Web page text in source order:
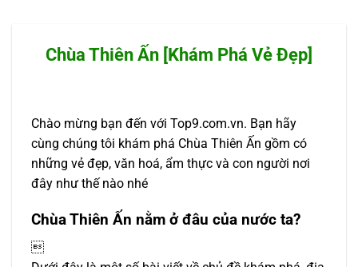
Chùa Thiên Ấn [Khám Phá Vẻ Đẹp]
Chào mừng bạn đến với Top9.com.vn. Bạn hãy
cùng chúng tôi khám phá Chùa Thiên Ấn gồm có
những vẻ đẹp, văn hoá, ẩm thực và con người nơi
đây như thế nào nhé
Chùa Thiên Ấn nằm ở đâu của nước ta?
